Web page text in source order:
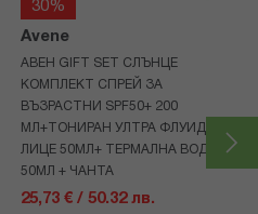
30%
Avene
АВЕН GIFT SET СЛЪНЦЕ
КОМПЛЕКТ СПРЕЙ ЗА
ВЪЗРАСТНИ SPF50+ 200
МЛ+ТОНИРАН УЛТРА ФЛУИД ЗА
ЛИЦЕ 50МЛ+ ТЕРМАЛНА ВОДА
50МЛ + ЧАНТА
25,73 € / 50.32 лв.